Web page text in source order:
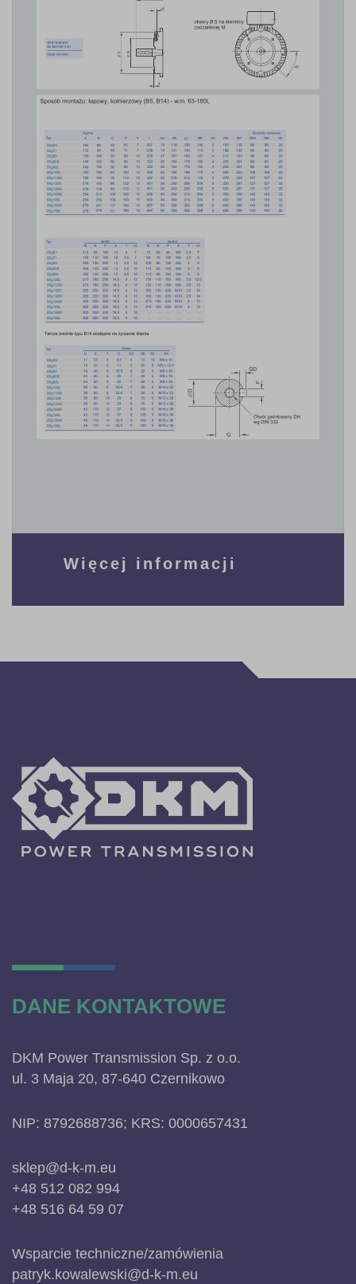
Więcej informacji
DANE KONTAKTOWE
DKM Power Transmission Sp. z o.o.
ul. 3 Maja 20, 87-640 Czernikowo
NIP: 8792688736; KRS: 0000657431
sklep@d-k-m.eu
+48 512 082 994
+48 516 64 59 07
Wsparcie techniczne/zamówienia
patryk.kowalewski@d-k-m.eu